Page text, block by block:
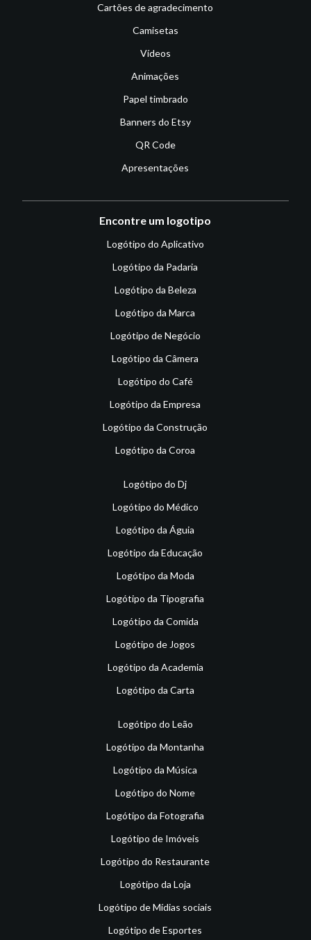
Cartões de agradecimento
Camisetas
Vídeos
Animações
Papel timbrado
Banners do Etsy
QR Code
Apresentações
Encontre um logotipo
Logótipo do Aplicativo
Logótipo da Padaria
Logótipo da Beleza
Logótipo da Marca
Logótipo de Negócio
Logótipo da Câmera
Logótipo do Café
Logótipo da Empresa
Logótipo da Construção
Logótipo da Coroa
Logótipo do Dj
Logótipo do Médico
Logótipo da Águia
Logótipo da Educação
Logótipo da Moda
Logótipo da Tipografia
Logótipo da Comida
Logótipo de Jogos
Logótipo da Academia
Logótipo da Carta
Logótipo do Leão
Logótipo da Montanha
Logótipo da Música
Logótipo do Nome
Logótipo da Fotografia
Logótipo de Imóveis
Logótipo do Restaurante
Logótipo da Loja
Logótipo de Mídias sociais
Logótipo de Esportes